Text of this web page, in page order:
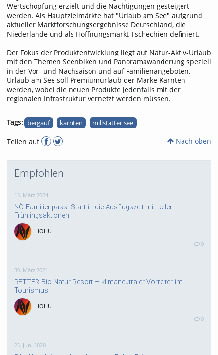
Wertschöpfung erzielt und die Nächtigungen gesteigert
werden. Als Hauptzielmärkte hat "Urlaub am See" aufgrund
aktueller Marktforschungsergebnisse Deutschland, die
Niederlande und als Hoffnungsmarkt Tschechien definiert.
Der Fokus der Produktentwicklung liegt auf Natur-Aktiv-Urlaub
mit den Themen Seenbiken und Panoramawanderung speziell
in der Vor- und Nachsaison und auf Familienangeboten.
Urlaub am See soll Premiumurlaub der Marke Kärnten
werden, wobei die neuen Produkte jedenfalls mit der
regionalen Infrastruktur vernetzt werden müssen.
Tags: bergauf kärnten millstätter see
Teilen auf Nach oben
Empfohlen
13. März 2024
NÖ Familienpass: Start in die Ausflugszeit mit tollen
Frühlingsaktionen
HOHU
0
30. März 2021
RETTER Bio-Natur-Resort – klimaneutraler Vorreiter im
Tourismus
HOHU
0
25. Juni 2020